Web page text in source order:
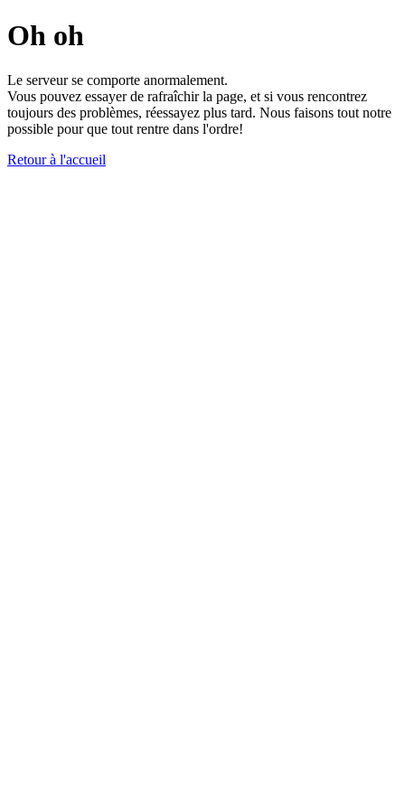
Oh oh
Le serveur se comporte anormalement.
Vous pouvez essayer de rafraîchir la page, et si vous rencontrez
toujours des problèmes, réessayez plus tard. Nous faisons tout notre
possible pour que tout rentre dans l'ordre!
Retour à l'accueil